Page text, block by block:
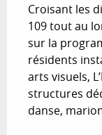
Croisant les
109 tout au
sur la
résidents
arts visuels,
structures
danse,